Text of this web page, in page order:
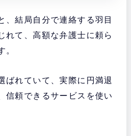
、結局自分で連絡する羽目
れて、高額な弁護士に頼ら
。
ばれていて、実際に円満退
信頼できるサービスを使い